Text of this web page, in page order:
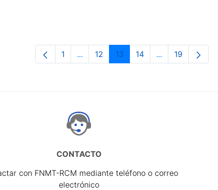
Página
1 ...Páginas intermedias Use TAB para
Página
12 Página
13 Página
14 ...PáginasPágina
19
CONTACTO
con FNMT-RCM mediante teléfono o correo
electrónico